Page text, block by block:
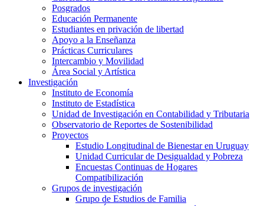
Posgrados
Educación Permanente
Estudiantes en privación de libertad
Apoyo a la Enseñanza
Prácticas Curriculares
Intercambio y Movilidad
Área Social y Artística
Investigación
Instituto de Economía
Instituto de Estadística
Unidad de Investigación en Contabilidad y Tributaria
Observatorio de Reportes de Sostenibilidad
Proyectos
Estudio Longitudinal de Bienestar en Uruguay
Unidad Curricular de Desigualdad y Pobreza
Encuestas Continuas de Hogares
Compatibilización
Grupos de investigación
Grupo de Estudios de Familia